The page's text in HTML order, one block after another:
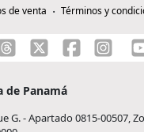
de venta
Términos y
de Panamá
G. - Apartado 0815-00507,